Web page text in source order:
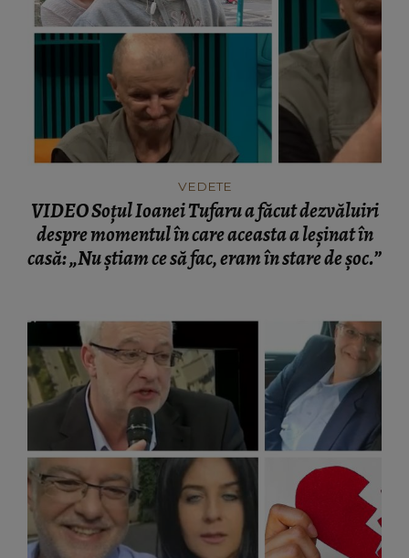
VEDETE
VIDEO Soțul Ioanei Tufaru a făcut dezvăluiri
despre momentul în care aceasta a leșinat în
casă: „Nu știam ce să fac, eram în stare de șoc.”